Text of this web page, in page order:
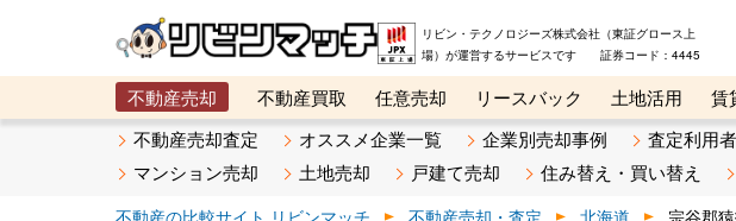
リビン・テクノロジーズ株式会社（東証グロース上
場）が運営するサービスです 証券コード：4445
不動産売却 不動産買取 任意売却 リースバック 土地活用 賃
メタ住宅展示場
ベスト不動産カンパニー オンライン講座 リビンマ
不動産売却査定 オススメ企業一覧 企業別売却事例 査定利用
マンション売却
土地売却 戸建て売却 住み替え・買い替え
不動産の比較サイト リビンマッチ 不動産売却・査定 北海道 宗谷郡